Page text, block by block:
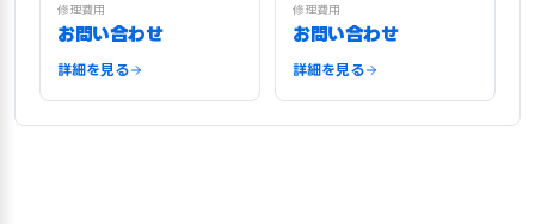
修理費用
お問い合わせ
詳細を見る
修理費用
お問い合わせ
詳細を見る